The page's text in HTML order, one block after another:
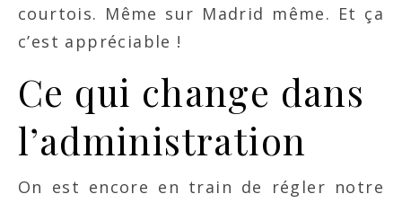
courtois. Même sur Madrid même. Et ça
c’est appréciable !
Ce qui change dans
l’administration
On est encore en train de régler notre